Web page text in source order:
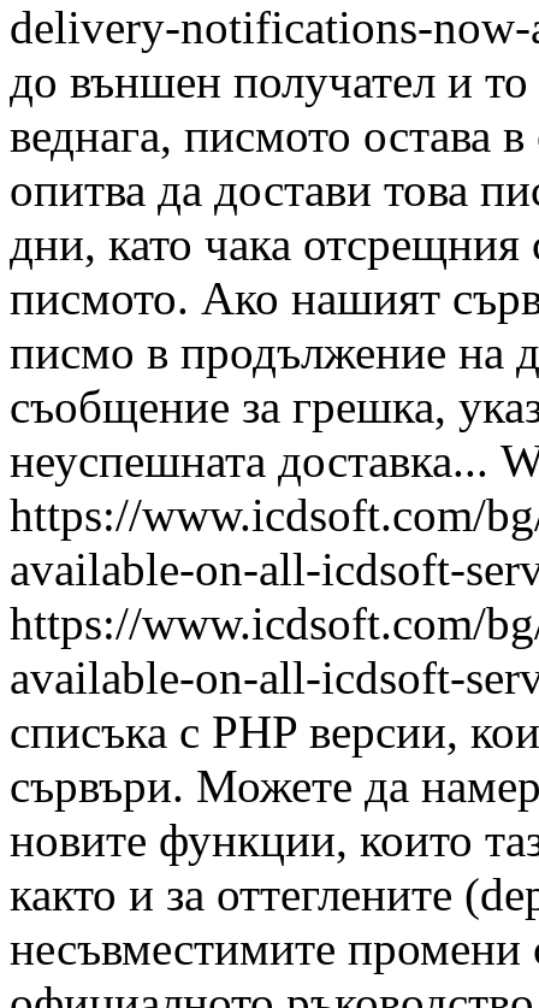
delivery-notifications-now-
до външен получател и
веднага, писмото остава
опитва да достави това
дни, като чака
писмото. Ако нашият
писмо в продължение на
съобщение за грешка,
неуспешната доставка...
https://www.icdsoft.com/
available-on-all-icdsoft-
https://www.icdsoft.com/
available-on-all-icdsoft-
списъка с PHP версии,
сървъри. Можете да
новите функции, които
както и за оттеглените
несъвместимите